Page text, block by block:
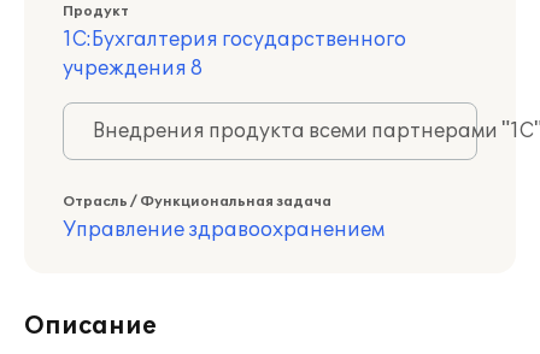
Продукт
1С:Бухгалтерия государственного
учреждения 8
Внедрения продукта всеми партнерами
Отрасль / Функциональная задача
Управление здравоохранением
Описание